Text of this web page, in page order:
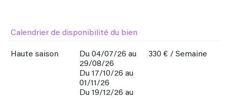
Calendrier de disponibilité du bien
Haute saison
Du 04/07/26 au
29/08/26
Du 17/10/26 au
01/11/26
Du 19/12/26 au
330 € / Semaine